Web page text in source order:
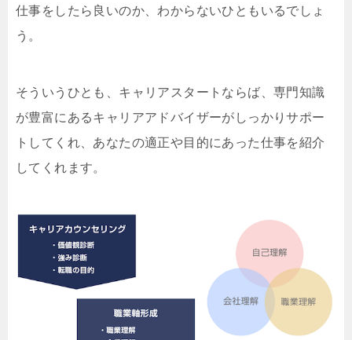
仕事をしたら良いのか、わからないひともいるでしょ
う。
そういうひとも、キャリアスタートならば、専門知識
が豊富にあるキャリアアドバイザーがしっかりサポー
トしてくれ、あなたの適正や目的にあった仕事を紹介
してくれます。